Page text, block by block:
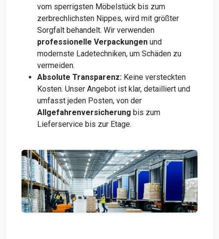
vom sperrigsten Möbelstück bis zum
zerbrechlichsten Nippes, wird mit größter
Sorgfalt behandelt. Wir verwenden
professionelle Verpackungen und
modernste Ladetechniken, um Schäden zu
vermeiden.
Absolute Transparenz: Keine versteckten
Kosten. Unser Angebot ist klar, detailliert und
umfasst jeden Posten, von der
Allgefahrenversicherung bis zum
Lieferservice bis zur Etage.